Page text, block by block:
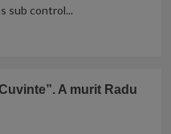
sub control...
A murit Radu